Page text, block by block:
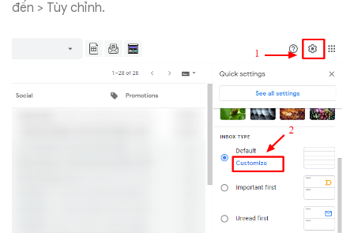
đến > Tùy chỉnh.